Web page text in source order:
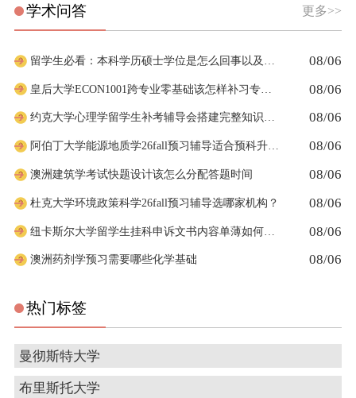
学术问答 更多>>
08/06
皇后大学ECON1001跨专业零基础该怎样补习专业课 08/06
约克大学心理学留学生补考辅导会搭建完整知识体系框架吗 08/06
阿伯丁大学能源地质学26fall预习辅导适合预科升本科吗 08/06
澳洲建筑学考试快题设计该怎么分配答题时间 08/06
杜克大学环境政策科学26fall预习辅导选哪家机构？ 08/06
纽卡斯尔大学留学生挂科申诉文书内容单薄如何充实材料 08/06
澳洲药剂学预习需要哪些化学基础 08/06
热门标签
曼彻斯特大学
布里斯托大学